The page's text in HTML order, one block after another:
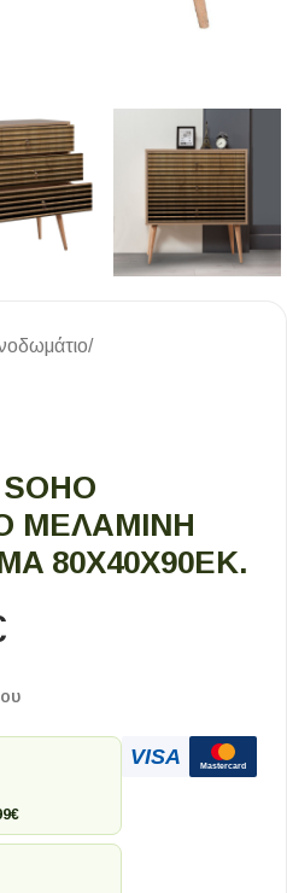
/
ΜΕΛΑΜΊΝΗ
80X40X90ΕΚ.
VISA Mastercard